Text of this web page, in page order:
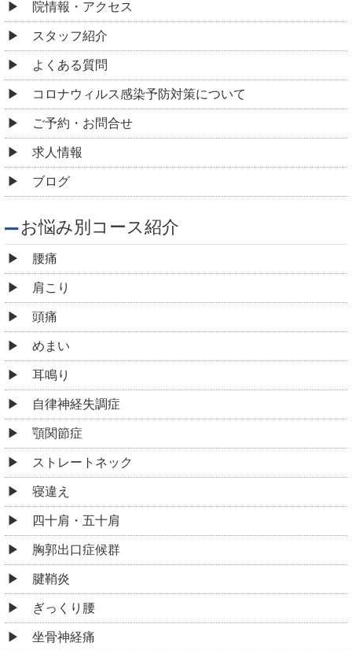
院情報・アクセス
スタッフ紹介
よくある質問
コロナウィルス感染予防対策について
ご予約・お問合せ
求人情報
ブログ
お悩み別コース紹介
腰痛
肩こり
頭痛
めまい
耳鳴り
自律神経失調症
顎関節症
ストレートネック
寝違え
四十肩・五十肩
胸郭出口症候群
腱鞘炎
ぎっくり腰
坐骨神経痛